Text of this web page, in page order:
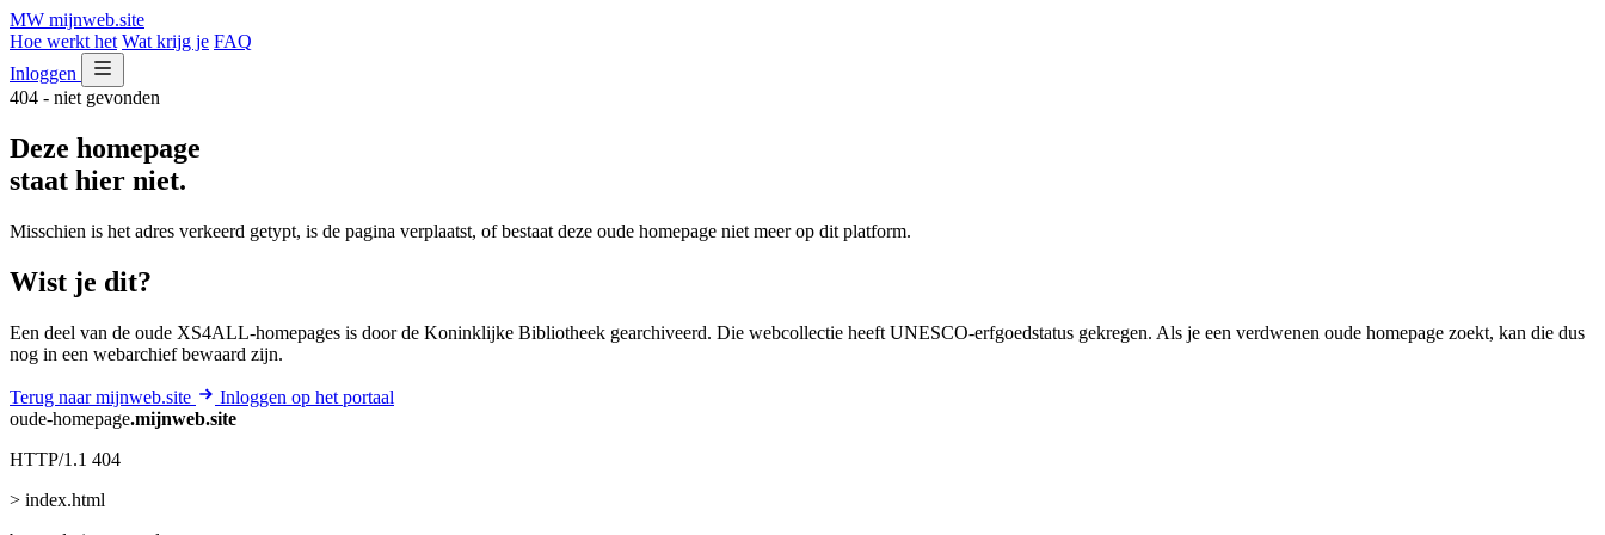
MW mijnweb.site
Hoe werkt het Wat krijg je FAQ
Inloggen
404 - niet gevonden
Deze homepage
staat hier niet.
Misschien is het adres verkeerd getypt, is de pagina verplaatst, of bestaat deze oude homepage niet meer op dit platform.
Wist je dit?
Een deel van de oude XS4ALL-homepages is door de Koninklijke Bibliotheek gearchiveerd. Die webcollectie heeft UNESCO-erfgoedstatus gekregen. Als je een verdwenen oude homepage zoekt, kan die dus
nog in een webarchief bewaard zijn.
Terug naar mijnweb.site
Inloggen op het portaal
oude-homepage.mijnweb.site
HTTP/1.1 404
> index.html